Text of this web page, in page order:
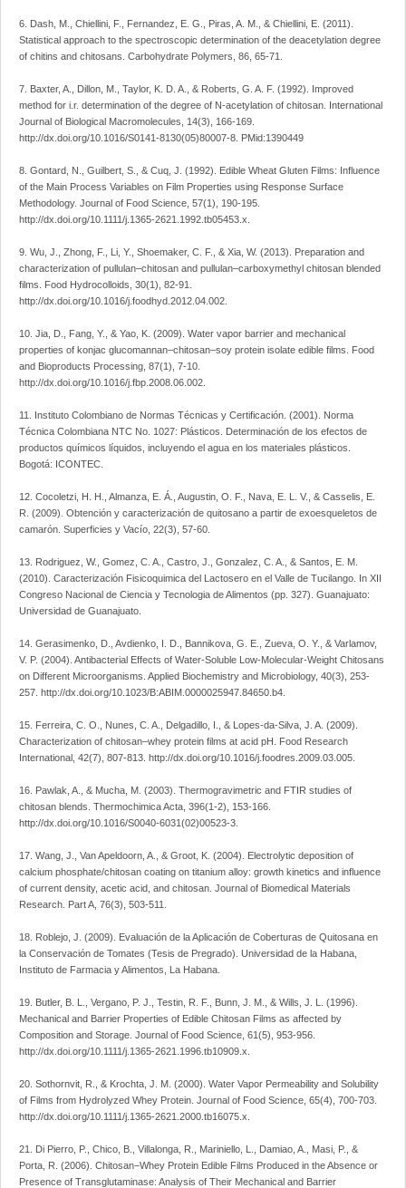
6. Dash, M., Chiellini, F., Fernandez, E. G., Piras, A. M., & Chiellini, E. (2011).
Statistical approach to the spectroscopic determination of the deacetylation degree
of chitins and chitosans. Carbohydrate Polymers, 86, 65-71.
7. Baxter, A., Dillon, M., Taylor, K. D. A., & Roberts, G. A. F. (1992). Improved
method for i.r. determination of the degree of N-acetylation of chitosan. International
Journal of Biological Macromolecules, 14(3), 166-169.
http://dx.doi.org/10.1016/S0141-8130(05)80007-8. PMid:1390449
8. Gontard, N., Guilbert, S., & Cuq, J. (1992). Edible Wheat Gluten Films: Influence
of the Main Process Variables on Film Properties using Response Surface
Methodology. Journal of Food Science, 57(1), 190-195.
http://dx.doi.org/10.1111/j.1365-2621.1992.tb05453.x.
9. Wu, J., Zhong, F., Li, Y., Shoemaker, C. F., & Xia, W. (2013). Preparation and
characterization of pullulan–chitosan and pullulan–carboxymethyl chitosan blended
films. Food Hydrocolloids, 30(1), 82-91.
http://dx.doi.org/10.1016/j.foodhyd.2012.04.002.
10. Jia, D., Fang, Y., & Yao, K. (2009). Water vapor barrier and mechanical
properties of konjac glucomannan–chitosan–soy protein isolate edible films. Food
and Bioproducts Processing, 87(1), 7-10.
http://dx.doi.org/10.1016/j.fbp.2008.06.002.
11. Instituto Colombiano de Normas Técnicas y Certificación. (2001). Norma
Técnica Colombiana NTC No. 1027: Plásticos. Determinación de los efectos de
productos químicos líquidos, incluyendo el agua en los materiales plásticos.
Bogotá: ICONTEC.
12. Cocoletzi, H. H., Almanza, E. Á., Augustin, O. F., Nava, E. L. V., & Casselis, E.
R. (2009). Obtención y caracterización de quitosano a partir de exoesqueletos de
camarón. Superficies y Vacío, 22(3), 57-60.
13. Rodriguez, W., Gomez, C. A., Castro, J., Gonzalez, C. A., & Santos, E. M.
(2010). Caracterización Fisicoquimica del Lactosero en el Valle de Tucilango. In XII
Congreso Nacional de Ciencia y Tecnologia de Alimentos (pp. 327). Guanajuato:
Universidad de Guanajuato.
14. Gerasimenko, D., Avdienko, I. D., Bannikova, G. E., Zueva, O. Y., & Varlamov,
V. P. (2004). Antibacterial Effects of Water-Soluble Low-Molecular-Weight Chitosans
on Different Microorganisms. Applied Biochemistry and Microbiology, 40(3), 253-
257. http://dx.doi.org/10.1023/B:ABIM.0000025947.84650.b4.
15. Ferreira, C. O., Nunes, C. A., Delgadillo, I., & Lopes-da-Silva, J. A. (2009).
Characterization of chitosan–whey protein films at acid pH. Food Research
International, 42(7), 807-813. http://dx.doi.org/10.1016/j.foodres.2009.03.005.
16. Pawlak, A., & Mucha, M. (2003). Thermogravimetric and FTIR studies of
chitosan blends. Thermochimica Acta, 396(1-2), 153-166.
http://dx.doi.org/10.1016/S0040‑6031(02)00523-3.
17. Wang, J., Van Apeldoorn, A., & Groot, K. (2004). Electrolytic deposition of
calcium phosphate/chitosan coating on titanium alloy: growth kinetics and influence
of current density, acetic acid, and chitosan. Journal of Biomedical Materials
Research. Part A, 76(3), 503-511.
18. Roblejo, J. (2009). Evaluación de la Aplicación de Coberturas de Quitosana en
la Conservación de Tomates (Tesis de Pregrado). Universidad de la Habana,
Instituto de Farmacia y Alimentos, La Habana.
19. Butler, B. L., Vergano, P. J., Testin, R. F., Bunn, J. M., & Wills, J. L. (1996).
Mechanical and Barrier Properties of Edible Chitosan Films as affected by
Composition and Storage. Journal of Food Science, 61(5), 953-956.
http://dx.doi.org/10.1111/j.1365-2621.1996.tb10909.x.
20. Sothornvit, R., & Krochta, J. M. (2000). Water Vapor Permeability and Solubility
of Films from Hydrolyzed Whey Protein. Journal of Food Science, 65(4), 700-703.
http://dx.doi.org/10.1111/j.1365-2621.2000.tb16075.x.
21. Di Pierro, P., Chico, B., Villalonga, R., Mariniello, L., Damiao, A., Masi, P., &
Porta, R. (2006). Chitosan−Whey Protein Edible Films Produced in the Absence or
Presence of Transglutaminase: Analysis of Their Mechanical and Barrier